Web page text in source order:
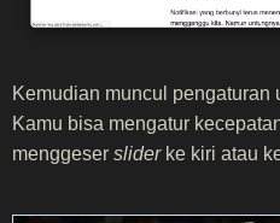
Kemudian muncul pengaturan
Kamu bisa mengatur
menggeser sliderke kiri atau